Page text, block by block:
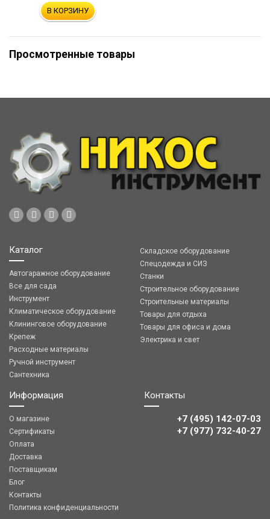
В КОРЗИНУ
Просмотренные товары
Каталог
Автогаражное оборудование
Все для сада
Инструмент
Климатическое оборудование
Клининговое оборудование
Крепеж
Расходные материалы
Ручной инструмент
Сантехника
Складское оборудование
Спецодежда и СИЗ
Станки
Строительное оборудование
Строительные материалы
Товары для отдыха
Товары для офиса и дома
Электрика и свет
Информация
О магазине
Сертификаты
Оплата
Доставка
Поставщикам
Блог
Контакты
Политика конфиденциальности
Контакты
+7 (495) 142-07-03
‎‎+7 (977) 732-40-27